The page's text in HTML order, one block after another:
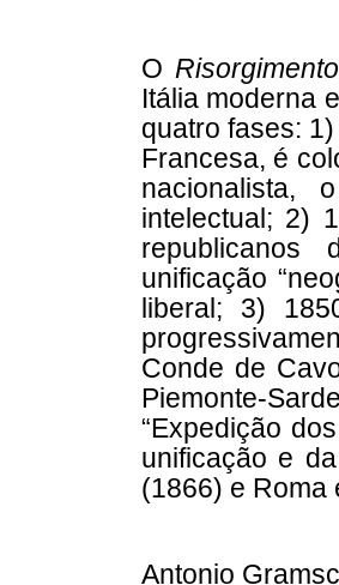
O Risorgimento
Itália moderna
quatro fases:
Francesa, é
nacionalista,
intelectual; 2)
republicanos
unificação
liberal; 3)
Conde de
Piemonte-
“Expedição
unificação e
(1866) e
Antonio